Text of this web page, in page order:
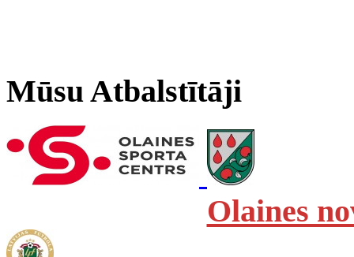
Mūsu Atbalstītāji
Olaines